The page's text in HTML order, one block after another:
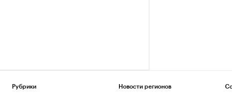
Рубрики Новости регионов